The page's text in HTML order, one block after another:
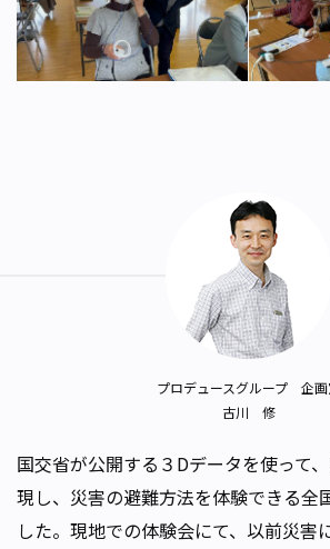
プロデュースグループ 企画
古川 修
国交省が公開する３Dデータを使って
現し、災害の避難方法を体験できる全
した。現地での体験会にて、以前災害